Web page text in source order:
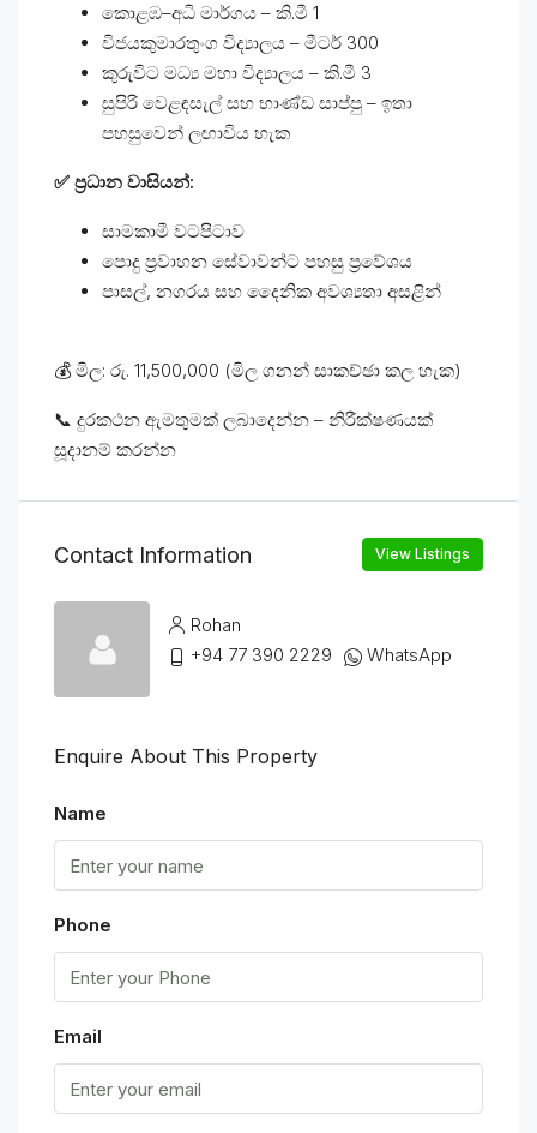
කොළඹ–අධි මාර්ගය – කි.මී 1
විජයකුමාරතුංග විද්‍යාලය – මීටර් 300
කුරුවිට මධ්‍ය මහා විද්‍යාලය – කි.මී 3
සුපිරි වෙළඳසැල් සහ භාණ්ඩ සාප්පු – ඉතා
පහසුවෙන් ලඟාවිය හැක
✅ ප්‍රධාන වාසියන්:
සාමකාමී වටපිටාව
පොදු ප්‍රවාහන සේවාවන්ට පහසු ප්‍රවේශය
පාසල්, නගරය සහ දෛනික අවශ්‍යතා අසළින්
💰 මිල: රු. 11,500,000 (මිල ගනන් සාකච්ඡා කල හැක)
📞 දුරකථන ඇමතුමක් ලබාදෙන්න – නිරීක්ෂණයක්
සූදානම් කරන්න
Contact Information View Listings
Rohan
+94 77 390 2229
WhatsApp
Enquire About This Property
Name
Phone
Email